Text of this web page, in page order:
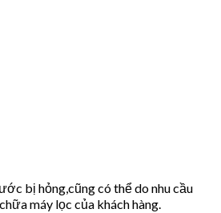
bị hỏng,cũng có thể do nhu cầu
máy lọc của khách hàng.